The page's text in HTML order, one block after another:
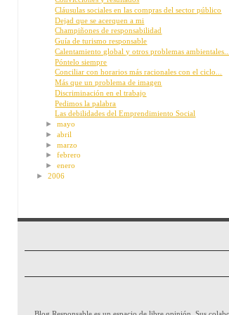
Cláusulas sociales en las compras del sector público
Dejad que se acerquen a mi
Champiñones de responsabilidad
Guía de turismo responsable
Calentamiento global y otros problemas ambientales...
Póntelo siempre
Conciliar con horarios más racionales con el ciclo...
Más que un problema de imagen
Discriminación en el trabajo
Pedimos la palabra
Las debilidades del Emprendimiento Social
►mayo
►abril
►marzo
►febrero
►enero
► 2006